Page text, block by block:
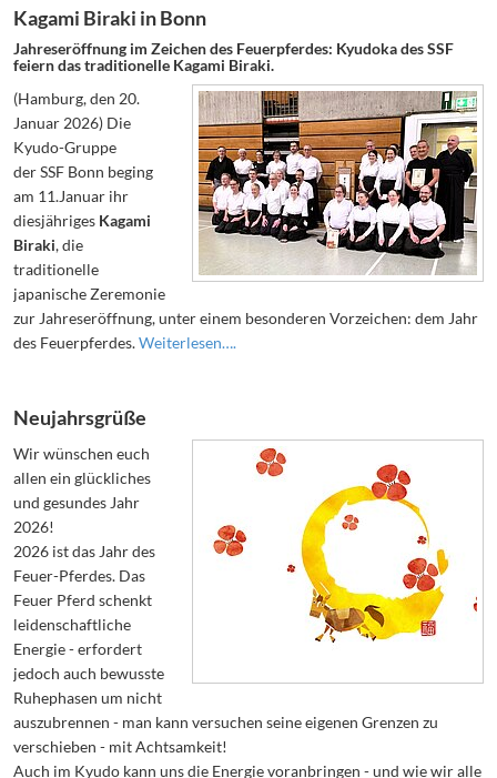
Kagami Biraki in Bonn
Jahreseröffnung im Zeichen des Feuerpferdes: Kyudoka des SSF
feiern das traditionelle Kagami Biraki.
(Hamburg, den 20.
Januar 2026) Die
Kyudo-Gruppe
der SSF Bonn beging
am 11.Januar ihr
diesjähriges Kagami
Biraki, die
traditionelle
japanische Zeremonie
zur Jahreseröffnung, unter einem besonderen Vorzeichen: dem Jahr
des Feuerpferdes.Weiterlesen….
Neujahrsgrüße
Wir wünschen euch
allen ein glückliches
und gesundes Jahr
2026!
2026 ist das Jahr des
Feuer-Pferdes. Das
Feuer Pferd schenkt
leidenschaftliche
Energie - erfordert
jedoch auch bewusste
Ruhephasen um nicht
auszubrennen - man kann versuchen seine eigenen Grenzen zu
verschieben - mit Achtsamkeit!
Auch im Kyudo kann uns die Energie voranbringen - und wie wir alle